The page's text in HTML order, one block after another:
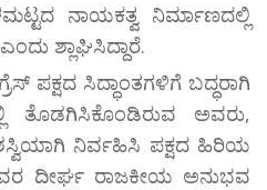
ನಾಯಕತ್ವ ನಿರ್ಮಾಣದಲ್ಲಿ
ಶ್ಲಾಘಿಸಿದ್ದಾರೆ.
ಪಕ್ಷದ ಸಿದ್ಧಾಂತಗಳಿಗೆ ಬದ್ಧರಾಗಿ
ತೊಡಗಿಸಿಕೊಂಡಿರುವ ಅವರು,
ನಿರ್ವಹಿಸಿ ಪಕ್ಷದ ಹಿರಿಯ
ದೀರ್ಘ ರಾಜಕೀಯ ಅನುಭವ